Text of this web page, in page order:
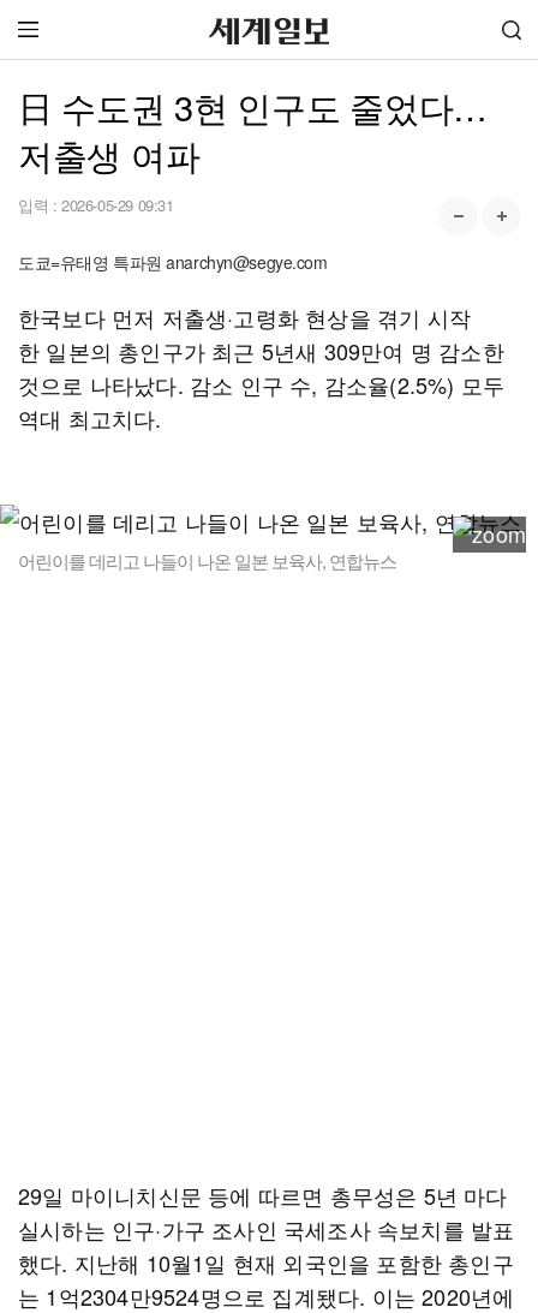
日 수도권 3현 인구도 줄었다…
저출생 여파
입력 : 2026-05-29 09:31
도쿄=유태영 특파원 anarchyn@segye.com
한국보다 먼저 저출생·고령화 현상을 겪기 시작
한 일본의 총인구가 최근 5년새 309만여 명 감소한
것으로 나타났다. 감소 인구 수, 감소율(2.5%) 모두
역대 최고치다.
어린이를 데리고 나들이 나온 일본 보육사, 연합뉴스
29일 마이니치신문 등에 따르면 총무성은 5년 마다
실시하는 인구·가구 조사인 국세조사 속보치를 발표
했다. 지난해 10월1일 현재 외국인을 포함한 총인구
는 1억2304만9524명으로 집계됐다. 이는 2020년에